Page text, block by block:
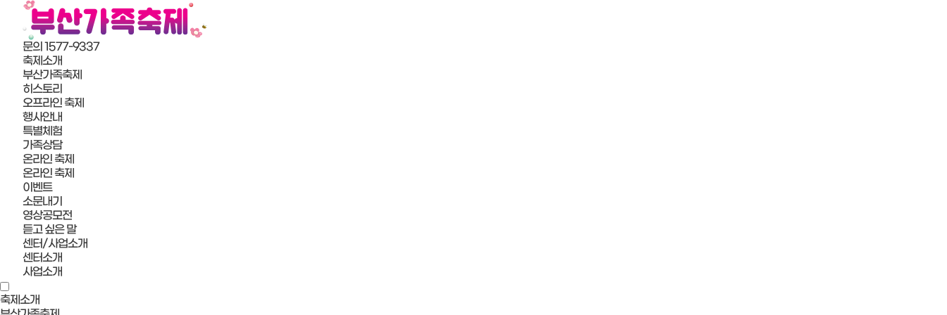
문의 1577-9337
축제소개
부산가족축제
히스토리
오프라인 축제
행사안내
특별체험
가족상담
온라인 축제
온라인 축제
이벤트
소문내기
영상공모전
듣고 싶은 말
센터/사업소개
센터소개
사업소개
축제소개